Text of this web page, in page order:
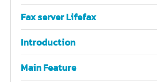
Fax server Lifefax
Introduction
Main Feature